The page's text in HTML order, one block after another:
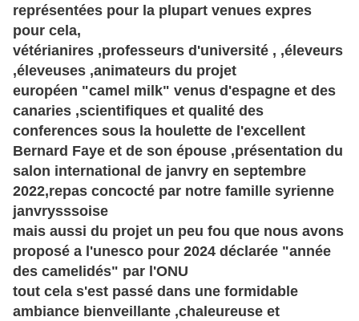
représentées pour la plupart venues expres
pour cela,
vétérianires ,professeurs d'université , ,éleveurs
,éleveuses ,animateurs du projet
européen "camel milk" venus d'espagne et des
canaries ,scientifiques et qualité des
conferences sous la houlette de l'excellent
Bernard Faye et de son épouse ,présentation du
salon international de janvry en septembre
2022,repas concocté par notre famille syrienne
janvrysssoise
mais aussi du projet un peu fou que nous avons
proposé a l'unesco pour 2024 déclarée "année
des camelidés" par l'ONU
tout cela s'est passé dans une formidable
ambiance bienveillante ,chaleureuse et